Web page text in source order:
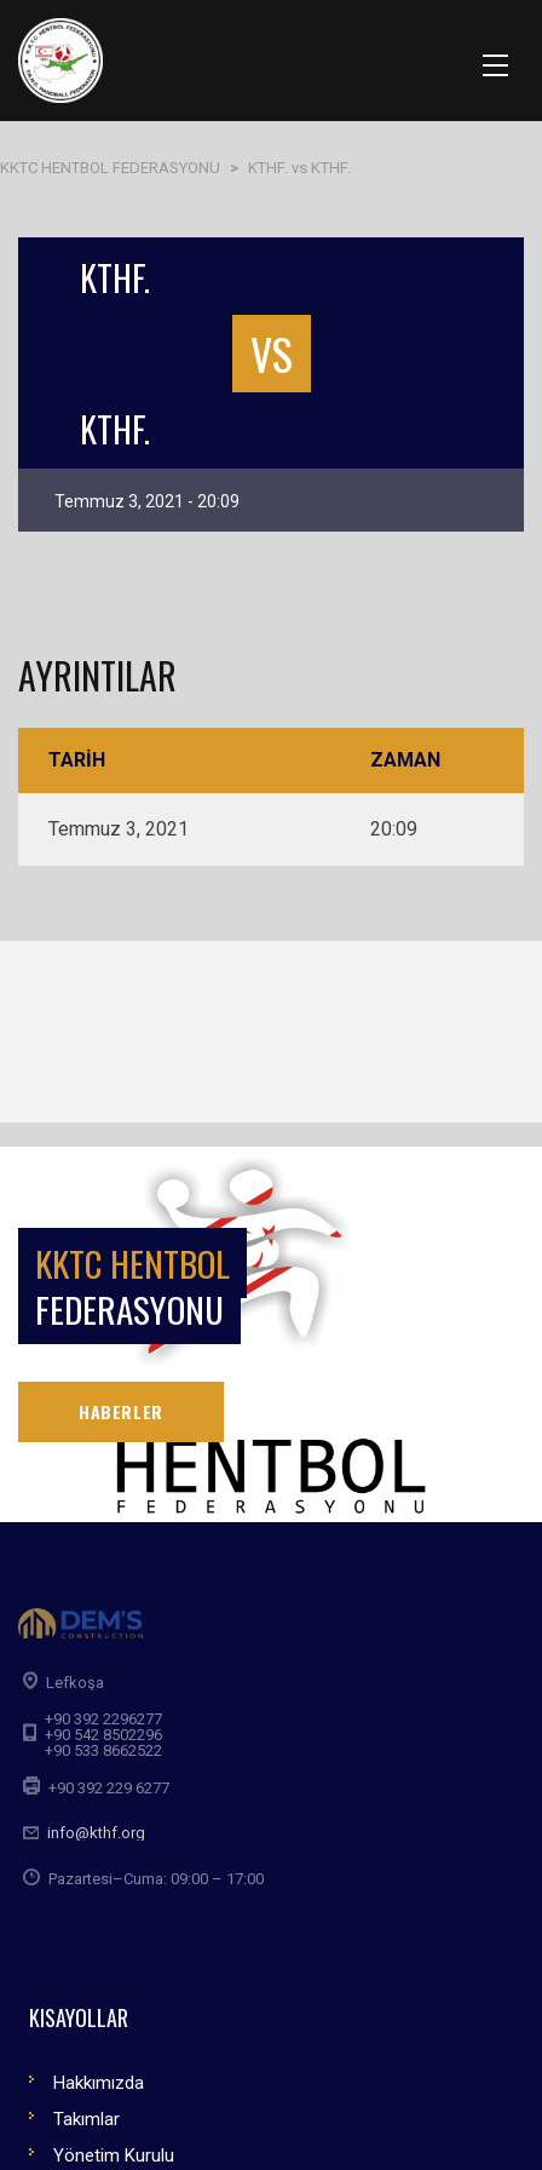
KKTC HENTBOL FEDERASYONU > KTHF. vs KTHF.
KTHF.
VS
KTHF.
Temmuz 3, 2021 - 20:09
AYRINTILAR
TARIH ZAMAN
Temmuz 3, 2021 20:09
KKTC HENTBOL
FEDERASYONU
HABERLER
Lefkoşa
+90 392 2296277
+90 542 8502296
+90 533 8662522
+90 392 229 6277
info@kthf.org
Pazartesi–Cuma: 09:00 – 17:00
KISAYOLLAR
Hakkımızda
Takımlar
Yönetim Kurulu